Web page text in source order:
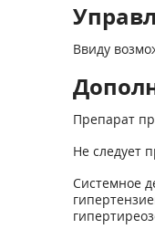
Ввиду
Препарат
Не следует
Системное